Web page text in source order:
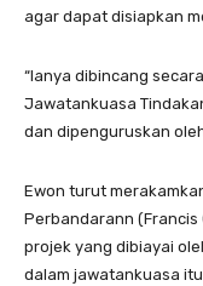
agar dapat disiapkan
“Ianya dibincang
Jawatankuasa
dan dipenguruskan
Ewon turut
Perbandarann
projek yang dibiayai
dalam jawatankuasa